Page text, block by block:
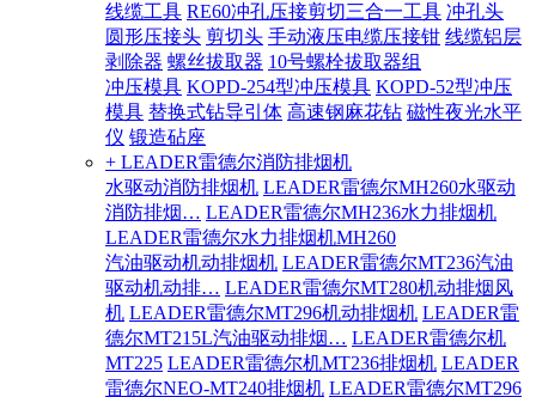
线缆工具 RE60冲孔压接剪切三合一工具 冲孔头
圆形压接头 剪切头 手动液压电缆压接钳 线缆铝层
剥除器 螺丝拔取器 10号螺栓拔取器组
冲压模具 KOPD-254型冲压模具 KOPD-52型冲压
模具 替换式钻导引体 高速钢麻花钻 磁性夜光水平
仪 锻造砧座
+ LEADER雷德尔消防排烟机
水驱动消防排烟机 LEADER雷德尔MH260水驱动
消防排烟… LEADER雷德尔MH236水力排烟机
LEADER雷德尔水力排烟机MH260
汽油驱动机动排烟机 LEADER雷德尔MT236汽油
驱动机动排… LEADER雷德尔MT280机动排烟风
机 LEADER雷德尔MT296机动排烟机 LEADER雷
德尔MT215L汽油驱动排烟… LEADER雷德尔机
MT225 LEADER雷德尔机MT236排烟机 LEADER
雷德尔NEO-MT240排烟机 LEADER雷德尔MT296